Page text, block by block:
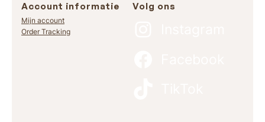
Account informatie
Mijn account
Order Tracking
Volg ons